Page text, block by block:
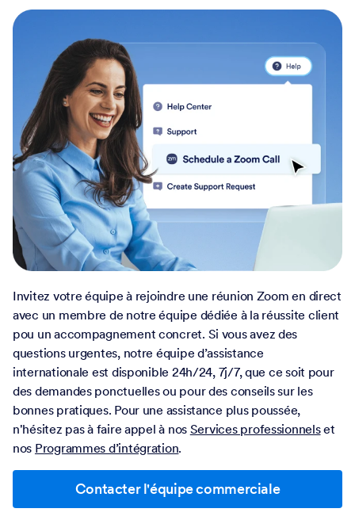
Invitez votre équipe à rejoindre une réunion Zoom en direct
avec un membre de notre équipe dédiée à la réussite client
pou un accompagnement concret. Si vous avez des
questions urgentes, notre équipe d’assistance
internationale est disponible 24h/24, 7j/7, que ce soit pour
des demandes ponctuelles ou pour des conseils sur les
bonnes pratiques. Pour une assistance plus poussée,
n'hésitez pas à faire appel à nos Services professionnelset
nos Programmes d’intégration.
Contacter l'équipe commerciale